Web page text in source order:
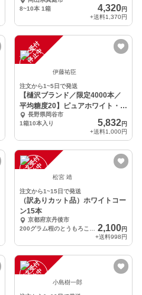
8~10本 1箱
4,320円
+送料1,370円
注
文
受
付
停
止
中
伊藤祐臣
注文から1~5日で発送
【樋沢ブランド／限定4000本／
平均糖度20】ピュアホワイト・
10本入
長野県岡谷市
1箱10本入り
5,832円
+送料1,000円
注
文
受
付
停
止
中 松宮 靖
注文から1~15日で発送
（訳ありカット品）ホワイトコー
ン15本
京都府京丹後市
2,100円
+送料998円
注
文
受
付
停
止
中 小島樹一郎